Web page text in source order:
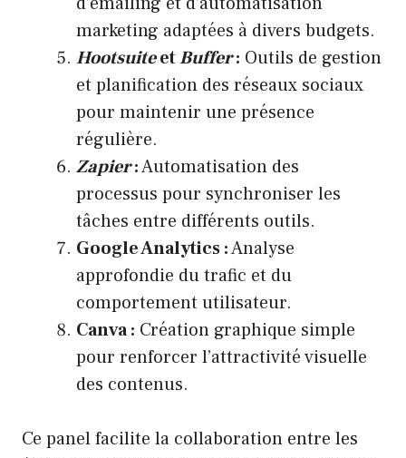
marketing adaptées à divers budgets.
HootsuiteetBuffer: Outils de gestion
et planification des réseaux sociaux
pour maintenir une présence
régulière.
Zapier:Automatisation des
processus pour synchroniser les
tâches entre différents outils.
Google Analytics :Analyse
approfondie du trafic et du
comportement utilisateur.
Canva : Création graphique simple
pour renforcer l’attractivité visuelle
des contenus.
Ce panel facilite la collaboration entre les